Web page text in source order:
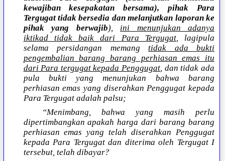
kewajiban kesepakatan bersama), pihak Para
Tergugat tidak bersedia dan melanjutkan laporan ke
pihak yang berwajib), ini menunjukan adanya
iktikad tidak baik dari Para Tergugat, lagipula
selama persidangan memangtidak ada bukti
pengembalian barang barang perhiasan emas itu
dari Para tergugat kepada Penggugat, dan tidak ada
pula bukti yang menunjukan bahwa barang
perhiasan emas yang diserahkan Penggugat kepada
Para Tergugat adalah palsu;
“Menimbang, bahwa yang masih perlu
dipertimbangkan apakah harga dari barang barang
perhiasan emas yang telah diserahkan Penggugat
kepada Para Tergugat dan diterima oleh Tergugat I
tersebut, telah dibayar?